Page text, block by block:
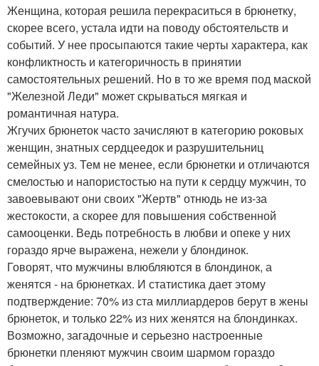
Женщина, которая решила перекраситься в брюнетку,
скорее всего, устала идти на поводу обстоятельств и
событий. У нее просыпаются такие черты характера, как
конфликтность и категоричность в принятии
самостоятельных решений. Но в то же время под маской
"Железной Леди" может скрываться мягкая и
романтичная натура.
Жгучих брюнеток часто зачисляют в категорию роковых
женщин, знатных сердцеедок и разрушительниц
семейных уз. Тем не менее, если брюнетки и отличаются
смелостью и напористостью на пути к сердцу мужчин, то
завоевывают они своих "Жертв" отнюдь не из-за
жестокости, а скорее для повышения собственной
самооценки. Ведь потребность в любви и опеке у них
гораздо ярче выражена, нежели у блондинок.
Говорят, что мужчины влюбляются в блондинок, а
женятся - на брюнетках. И статистика дает этому
подтверждение: 70% из ста миллиардеров берут в жены
брюнеток, и только 22% из них женятся на блондинках.
Возможно, загадочные и серьезно настроенные
брюнетки пленяют мужчин своим шармом гораздо